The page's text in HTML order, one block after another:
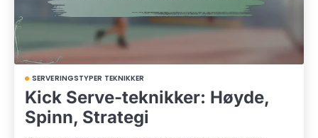
SERVERINGSTYPER TEKNIKKER
Kick Serve-teknikker: Høyde,
Spinn, Strategi